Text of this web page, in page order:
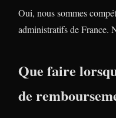
Oui, nous sommes
administratifs de France.
Que faire
de